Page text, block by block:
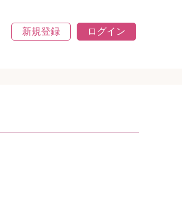
新規登録 ログイン